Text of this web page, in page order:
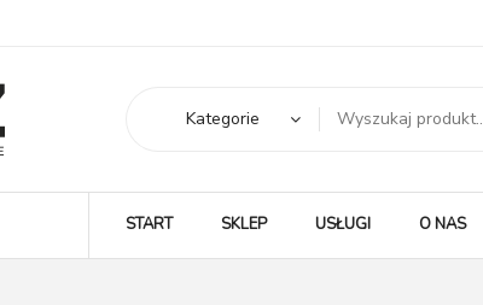
Kategorie
START SKLEP USŁUGI O NAS